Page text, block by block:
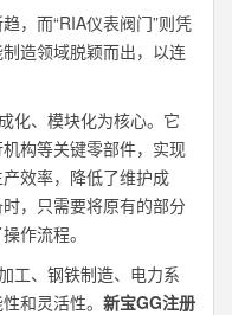
，而“RIA仪表阀门”则凭
造领域脱颖而出，以连
化、模块化为核心。它
构等关键零部件，实现
效率，降低了维护成
，只需要将原有的部分
作流程。
工、钢铁制造、电力系
和灵活性。 新宝GG注册